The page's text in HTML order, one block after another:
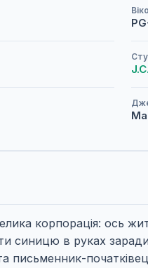
корпорація: ось
синицю в руках